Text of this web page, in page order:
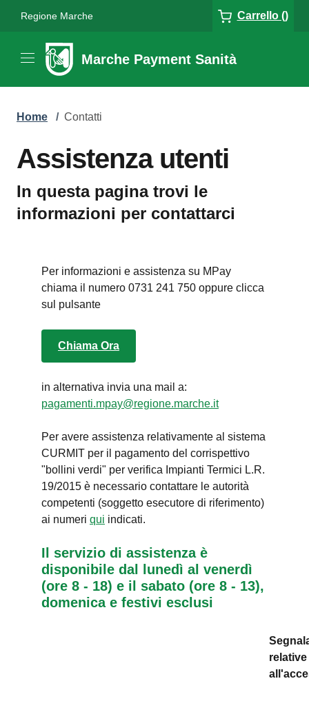
Regione Marche Carrello ()
Marche Payment Sanità
Home / Contatti
Assistenza utenti
In questa pagina trovi le
informazioni per contattarci
Per informazioni e assistenza su MPay
chiama il numero 0731 241 750 oppure clicca
sul pulsante
Chiama Ora
in alternativa invia una mail a:
pagamenti.mpay@regione.marche.it
Per avere assistenza relativamente al sistema
CURMIT per il pagamento del corrispettivo
"bollini verdi" per verifica Impianti Termici L.R.
19/2015 è necessario contattare le autorità
competenti (soggetto esecutore di riferimento)
ai numeri qui indicati.
Il servizio di assistenza è
disponibile dal lunedì al venerdì
(ore 8 - 18) e il sabato (ore 8 - 13),
domenica e festivi esclusi
relative